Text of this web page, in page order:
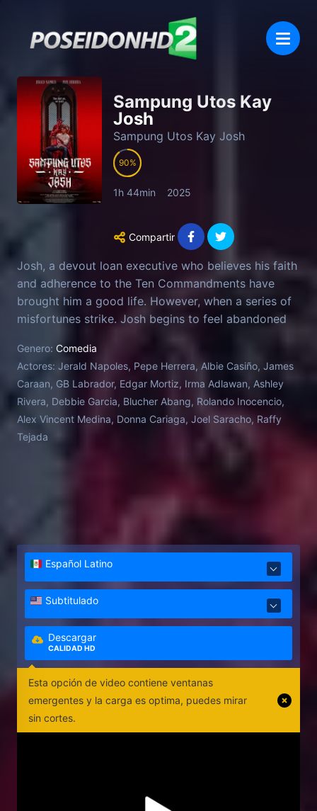
Sampung Utos Kay
Josh
Sampung Utos Kay Josh
90
1h 44min 2025
Compartir
Josh, a devout loan executive who believes his faith
and adherence to the Ten Commandments have
brought him a good life. However, when a series of
misfortunes strike. Josh begins to feel abandoned
breaking each commandment.
Genero: Comedia
Actores: Jerald Napoles, Pepe Herrera, Albie Casiño, James
Caraan, GB Labrador, Edgar Mortiz, Irma Adlawan, Ashley
Rivera, Debbie Garcia, Blucher Abang, Rolando Inocencio,
Alex Vincent Medina, Donna Cariaga, Joel Saracho, Raffy
Tejada
Español Latino
Subtitulado
Descargar
CALIDAD HD
Esta opción de video contiene ventanas
emergentes y la carga es optima, puedes mirar
sin cortes.